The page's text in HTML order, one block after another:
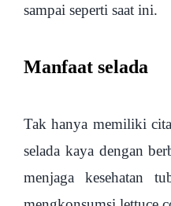
sampai seperti saat ini.
Manfaat selada
Tak hanya memiliki
selada kaya dengan
menjaga kesehatan